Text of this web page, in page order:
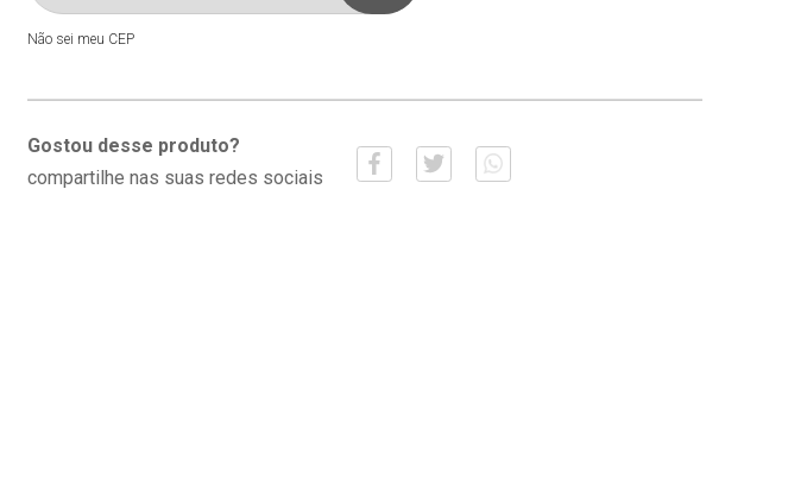
Não sei meu CEP
Gostou desse produto?
compartilhe nas suas redes sociais